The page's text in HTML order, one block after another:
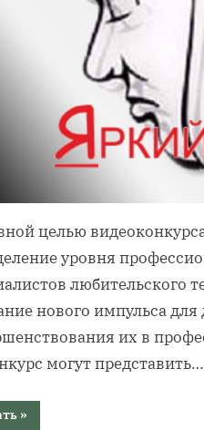
целью
уровня
любительского
нового импульса для
их в
могут представить…
“Начинается
»